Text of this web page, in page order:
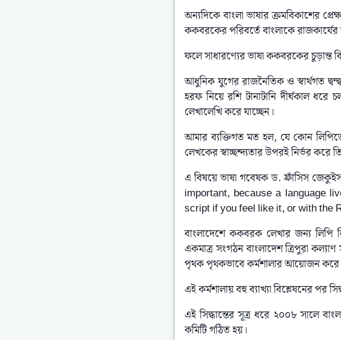
অন্যদিকে বাংলা ভাষার ক্রমবিকাশের
ককবরকের পরিবর্তে বাংলাকে রাজকার্যের
ফলে সাধারণ্যের ভাষা ককবরকের চুড়ান্ত
আধুনিক যুগের রাজনৈতিক ও স্বার্থগত
হরফ নিয়ে রশি টানাটানি দীর্ঘকাল
লেখালেখি করে যাচ্ছেন।
আমার ব্যক্তিগত মত হল, যে কোন
লেখকের স্বাচ্ছন্দ্যতার উপরই নির্ভর
এ বিষয়ে ভাষা গবেষক ড. ফ্রাঁসিস
important, because a language
script if you feel like it, or with the
বাংলাদেশে ককবরক লেখার জন্য লিপি
একমাত্র সংগঠন বাংলাদেশ ত্রিপুরা
পৃথক পৃথকভাবে কর্মশালার আয়োজন
এই কর্মশালায় বহু ব্যাখ্যা বিশ্লেষনের পর
এই সিদ্ধান্তের সূত্র ধরে ২০০৮ সালে
কমিটি গঠিত হয়।